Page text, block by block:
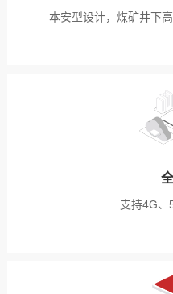
本安型设计，煤矿井下
支持4G、